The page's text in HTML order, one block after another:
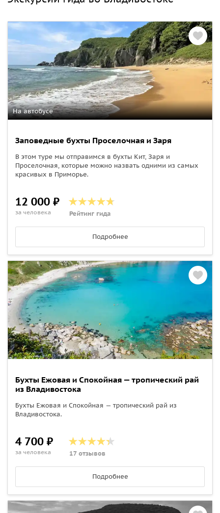
На автобусе
Заповедные бухты Проселочная и Заря
В этом туре мы отправимся в бухты Кит, Заря и
Проселочная, которые можно назвать одними из самых
красивых в Приморье.
12 000 ₽
за человека Рейтинг гида
Подробнее
Бухты Ежовая и Спокойная — тропический рай
из Владивостока
Бухты Ежовая и Спокойная — тропический рай из
Владивостока.
4 700 ₽
за человека 17 отзывов
Подробнее